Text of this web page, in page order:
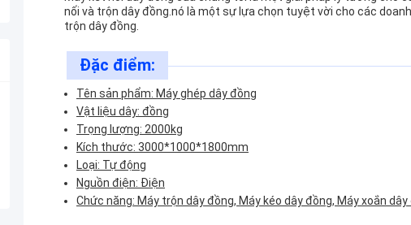
nối và trộn dây đồng.nó là một sự lựa chọn tuyệt vời cho các
trộn dây đồng.
Đặc điểm:
Tên sản phẩm: Máy ghép dây đồng
Vật liệu dây: đồng
Trọng lượng: 2000kg
Kích thước: 3000*1000*1800mm
Loại: Tự động
Nguồn điện: Điện
Chức năng: Máy trộn dây đồng, Máy kéo dây đồng, Máy xoắn